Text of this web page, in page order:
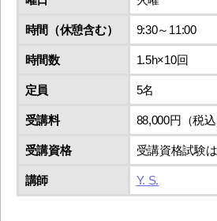
時間（休憩含む） 9:30～11:00
時間数 1.5h×10回
定員 5名
受講料 88,000円（税
受講資格 受講資格試験
講師 Y. S.